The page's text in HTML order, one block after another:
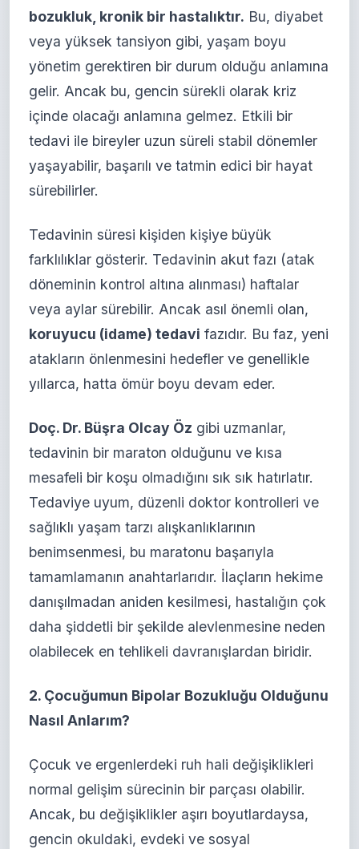
bozukluk, kronik bir hastalıktır. Bu, diyabet
veya yüksek tansiyon gibi, yaşam boyu
yönetim gerektiren bir durum olduğu anlamına
gelir. Ancak bu, gencin sürekli olarak kriz
içinde olacağı anlamına gelmez. Etkili bir
tedavi ile bireyler uzun süreli stabil dönemler
yaşayabilir, başarılı ve tatmin edici bir hayat
sürebilirler.
Tedavinin süresi kişiden kişiye büyük
farklılıklar gösterir. Tedavinin akut fazı (atak
döneminin kontrol altına alınması) haftalar
veya aylar sürebilir. Ancak asıl önemli olan,
koruyucu (idame) tedavi fazıdır. Bu faz, yeni
atakların önlenmesini hedefler ve genellikle
yıllarca, hatta ömür boyu devam eder.
Doç. Dr. Büşra Olcay Öz gibi uzmanlar,
tedavinin bir maraton olduğunu ve kısa
mesafeli bir koşu olmadığını sık sık hatırlatır.
Tedaviye uyum, düzenli doktor kontrolleri ve
sağlıklı yaşam tarzı alışkanlıklarının
benimsenmesi, bu maratonu başarıyla
tamamlamanın anahtarlarıdır. İlaçların hekime
danışılmadan aniden kesilmesi, hastalığın çok
daha şiddetli bir şekilde alevlenmesine neden
olabilecek en tehlikeli davranışlardan biridir.
2. Çocuğumun Bipolar Bozukluğu Olduğunu
Nasıl Anlarım?
Çocuk ve ergenlerdeki ruh hali değişiklikleri
normal gelişim sürecinin bir parçası olabilir.
Ancak, bu değişiklikler aşırı boyutlardaysa,
gencin okuldaki, evdeki ve sosyal